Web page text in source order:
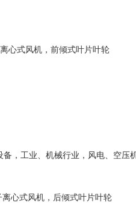
心式风机，前倾式叶片叶轮
，工业、机械行业，风电、空压
心式风机，后倾式叶片叶轮